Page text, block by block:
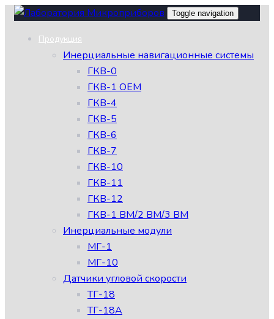
Skip
Skip
primary
Toggle navigation
Продукция
Инерциальные навигационные системы
ГКВ-0
ГКВ-1 OEM
ГКВ-4
ГКВ-5
ГКВ-6
ГКВ-7
ГКВ-10
ГКВ-11
ГКВ-12
ГКВ-1 ВМ/2 ВМ/3 ВМ
Инерциальные модули
МГ-1
МГ-10
Датчики угловой скорости
ТГ-18
ТГ-18А